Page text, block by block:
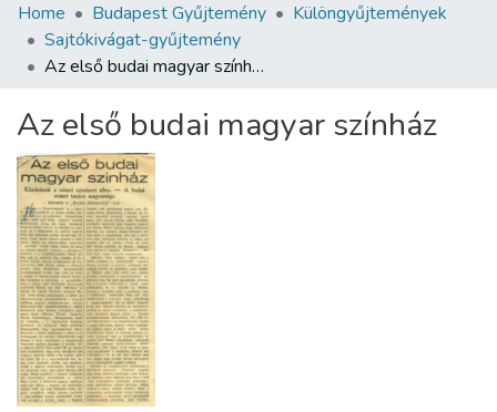
Communities & Collections
All of DSpace
About us
Home Budapest Gyűjtemény
Különgyűjtemények
Sajtókivágat-gyűjtemény
Az első budai magyar színház
Az első budai magyar színház